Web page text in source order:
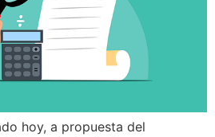
hoy, a propuesta del